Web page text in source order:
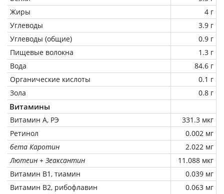
Жиры
4 г
Углеводы
3.9 г
Углеводы (общие)
0.9 г
Пищевые волокна
1.3 г
Вода
84.6 г
Органические кислоты
0.1 г
Зола
0.8 г
Витамины
Витамин А, РЭ
331.3 мкг
Ретинол
0.002 мг
бета Каротин
2.022 мг
Лютеин + Зеаксантин
11.088 мкг
Витамин В1, тиамин
0.039 мг
Витамин В2, рибофлавин
0.063 мг